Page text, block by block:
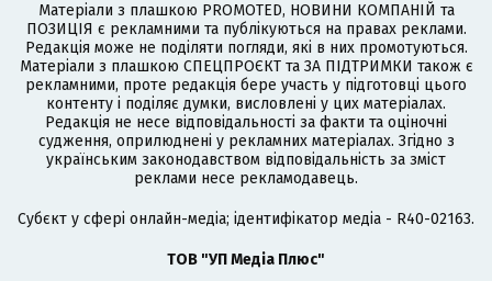
Матеріали з плашкою PROMOTED, НОВИНИ КОМПАНІЙ та
ПОЗИЦІЯ є рекламними та публікуються на правах реклами.
Редакція може не поділяти погляди, які в них промотуються.
Матеріали з плашкою СПЕЦПРОЄКТ та ЗА ПІДТРИМКИ також є
рекламними, проте редакція бере участь у підготовці цього
контенту і поділяє думки, висловлені у цих матеріалах.
Редакція не несе відповідальності за факти та оціночні
судження, оприлюднені у рекламних матеріалах. Згідно з
українським законодавством відповідальність за зміст
реклами несе рекламодавець.
Cубєкт у сфері онлайн-медіа; ідентифікатор медіа - R40-02163.
ТОВ "УП Медіа Плюс"